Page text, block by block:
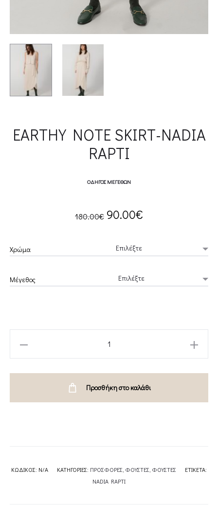
EARTHY NOTE SKIRT-NADIA
RAPTI
ΟΔΗΓΌΣ ΜΕΓΕΘΏΝ
180.00€ Original
was:
180.00€.
90.00€
is:
90.00€.
Χρώμα
Μέγεθος
Προσθήκη στο καλάθι
ΚΩΔΙΚΌΣ: N/A ΚΑΤΗΓΟΡΊΕΣ: ΠΡΟΣΦΟΡΕΣ, ΦΟΥΣΤΕΣ, ΦΟΥΣΤΕΣ
ΕΤΙΚΈΤΑ:
NADIA RAPTI